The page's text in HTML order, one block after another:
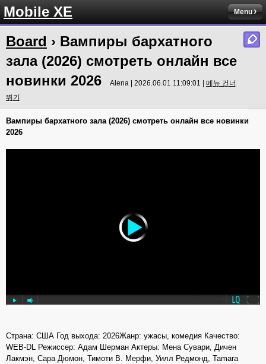
Mobile XE Menu
Board › Вампиры бархатного
зала (2026) смотреть онлайн все
новинки 2026
Alena | 2026.06.01 11:09:01 | 메뉴 건너
뛰기
Вампиры бархатного зала (2026) смотреть онлайн все новинки
2026
Страна: США Год выхода: 2026Жанр: ужасы, комедия Качество:
WEB-DL Режиссер: Адам Шерман Актеры: Мена Сувари, Дичен
Лакмэн, Сара Дюмон, Тимоти В. Мерфи, Уилл Редмонд, Tamara